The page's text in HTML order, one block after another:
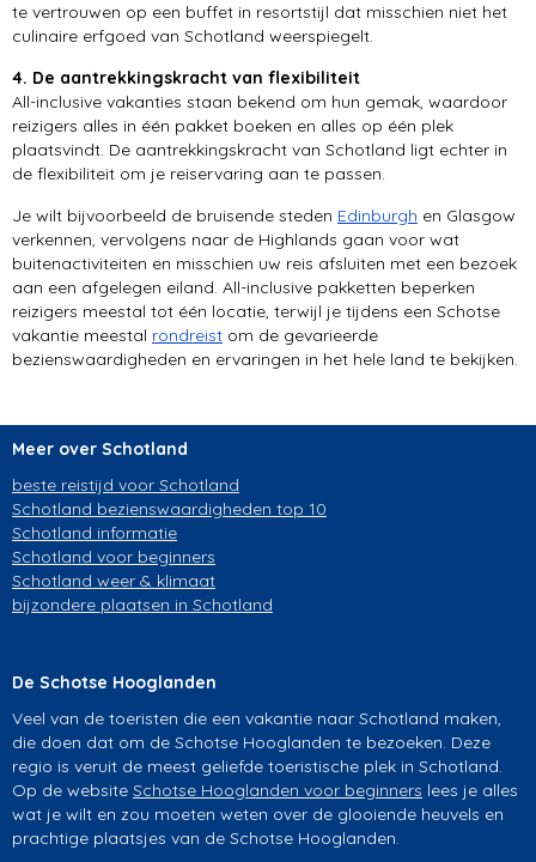
te vertrouwen op een buffet in resortstijl dat misschien niet het
culinaire erfgoed van Schotland weerspiegelt.
4. De aantrekkingskracht van flexibiliteit
All-inclusive vakanties staan bekend om hun gemak, waardoor
reizigers alles in één pakket boeken en alles op één plek
plaatsvindt. De aantrekkingskracht van Schotland ligt echter in
de flexibiliteit om je reiservaring aan te passen.
Je wilt bijvoorbeeld de bruisende steden Edinburgh en Glasgow
verkennen, vervolgens naar de Highlands gaan voor wat
buitenactiviteiten en misschien uw reis afsluiten met een bezoek
aan een afgelegen eiland. All-inclusive pakketten beperken
reizigers meestal tot één locatie, terwijl je tijdens een Schotse
vakantie meestal rondreist om de gevarieerde
bezienswaardigheden en ervaringen in het hele land te bekijken.
Meer over Schotland
beste reistijd voor Schotland
Schotland bezienswaardigheden top 10
Schotland informatie
Schotland voor beginners
Schotland weer & klimaat
bijzondere plaatsen in Schotland
De Schotse Hooglanden
Veel van de toeristen die een vakantie naar Schotland maken,
die doen dat om de Schotse Hooglanden te bezoeken. Deze
regio is veruit de meest geliefde toeristische plek in Schotland.
Op de website Schotse Hooglanden voor beginners lees je alles
wat je wilt en zou moeten weten over de glooiende heuvels en
prachtige plaatsjes van de Schotse Hooglanden.